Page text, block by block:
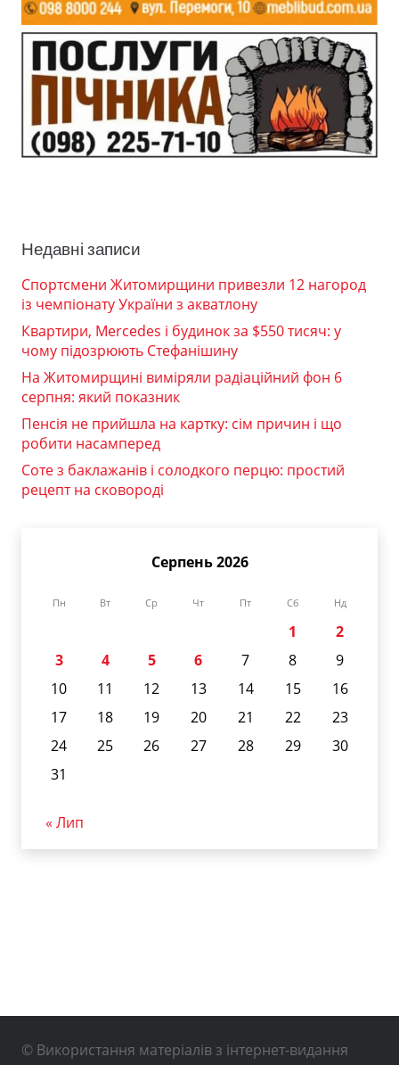
Недавні записи
Спортсмени Житомирщини привезли 12 нагород
із чемпіонату України з акватлону
Квартири, Mercedes і будинок за $550 тисяч: у
чому підозрюють Стефанішину
На Житомирщині виміряли радіаційний фон 6
серпня: який показник
Пенсія не прийшла на картку: сім причин і що
робити насамперед
Соте з баклажанів і солодкого перцю: простий
рецепт на сковороді
Серпень 2026
Пн Вт Ср Чт Пт Сб Нд
1
2
3
4 5 6 7 8
9
10
11 12 13 14 15
16
17
18 19 20 21 22
23
24
25 26 27 28 29
30
31
« Лип
© Використання матеріалів з інтернет-видання